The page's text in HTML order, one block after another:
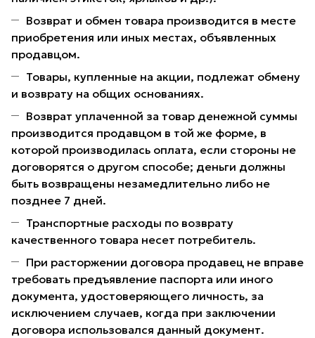
Возврат и обмен товара производится в месте
приобретения или иных местах, объявленных
продавцом.
Товары, купленные на акции, подлежат обмену
и возврату на общих основаниях.
Возврат уплаченной за товар денежной суммы
производится продавцом в той же форме, в
которой производилась оплата, если стороны не
договорятся о другом способе; деньги должны
быть возвращены незамедлительно либо не
позднее 7 дней.
Транспортные расходы по возврату
качественного товара несет потребитель.
При расторжении договора продавец не вправе
требовать предъявление паспорта или иного
документа, удостоверяющего личность, за
исключением случаев, когда при заключении
договора использовался данный документ.